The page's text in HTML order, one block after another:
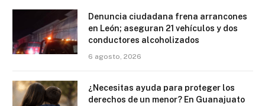
Denuncia ciudadana frena arrancones
en León; aseguran 21 vehículos y dos
conductores alcoholizados
6 agosto, 2026
¿Necesitas ayuda para proteger los
derechos de un menor? En Guanajuato